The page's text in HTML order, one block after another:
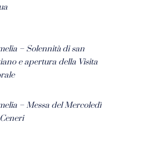
– Solennità di san
e apertura della Visita
– Messa del Mercoledì